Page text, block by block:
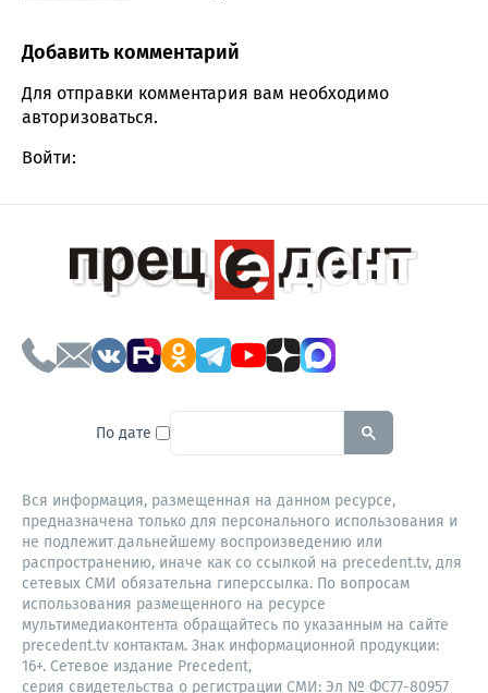
Comment section
Добавить комментарий
Для отправки комментария вам необходимо
авторизоваться.
Войти:
По дате To search this site, enter a
Вся информация, размещенная на данном ресурсе,
предназначена только для персонального использования и
не подлежит дальнейшему воспроизведению или
распространению, иначе как со ссылкой на precedent.tv, для
сетевых СМИ обязательна гиперссылка. По вопросам
использования размещенного на ресурсе
мультимедиаконтента обращайтесь по указанным на сайте
precedent.tv контактам. Знак информационной продукции:
16+. Сетевое издание Precedent,
серия свидетельства о регистрации СМИ: Эл № ФС77-80957